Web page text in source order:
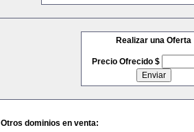
Realizar una Oferta
Precio Ofrecido $
Otros dominios en venta: